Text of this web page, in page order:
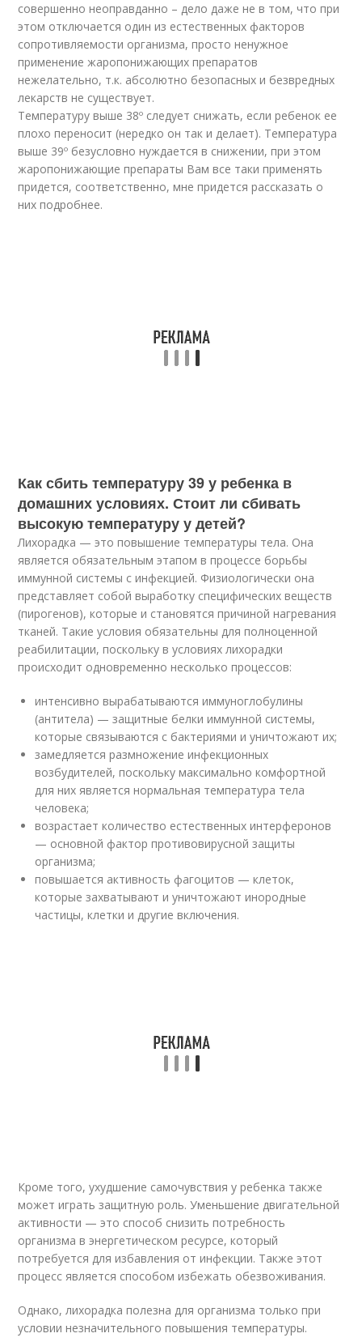
совершенно неоправданно – дело даже не в том, что при
этом отключается один из естественных факторов
сопротивляемости организма, просто ненужное
применение жаропонижающих препаратов
нежелательно, т.к. абсолютно безопасных и безвредных
лекарств не существует.
Температуру выше 38º следует снижать, если ребенок ее
плохо переносит (нередко он так и делает). Температура
выше 39º безусловно нуждается в снижении, при этом
жаропонижающие препараты Вам все таки применять
придется, соответственно, мне придется рассказать о
них подробнее.
Как сбить температуру 39 у ребенка в
домашних условиях. Стоит ли сбивать
высокую температуру у детей?
Лихорадка — это повышение температуры тела. Она
является обязательным этапом в процессе борьбы
иммунной системы с инфекцией. Физиологически она
представляет собой выработку специфических веществ
(пирогенов), которые и становятся причиной нагревания
тканей. Такие условия обязательны для полноценной
реабилитации, поскольку в условиях лихорадки
происходит одновременно несколько процессов:
интенсивно вырабатываются иммуноглобулины
(антитела) — защитные белки иммунной системы,
которые связываются с бактериями и уничтожают их;
замедляется размножение инфекционных
возбудителей, поскольку максимально комфортной
для них является нормальная температура тела
человека;
возрастает количество естественных интерферонов
— основной фактор противовирусной защиты
организма;
повышается активность фагоцитов — клеток,
которые захватывают и уничтожают инородные
частицы, клетки и другие включения.
Кроме того, ухудшение самочувствия у ребенка также
может играть защитную роль. Уменьшение двигательной
активности — это способ снизить потребность
организма в энергетическом ресурсе, который
потребуется для избавления от инфекции. Также этот
процесс является способом избежать обезвоживания.
Однако, лихорадка полезна для организма только при
условии незначительного повышения температуры.